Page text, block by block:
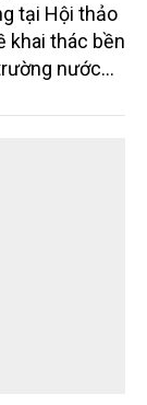
tại Hội thảo
khai thác bền
nước
Môi trường